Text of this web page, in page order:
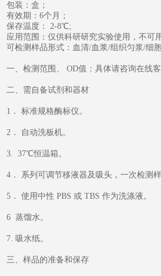
包装：盒；
有效期：6个月；
保存温度： 2-8℃;
应用范围：仅供科研研究实验使用，不可
可检测样品形式：血清/血浆/组织匀浆/细
一、检测范围、 OD值：具体请咨询在线
二、需自备试剂和器材
1． 标准规格酶标仪。
2． 自动洗板机。
3. 37℃恒温箱。
4． 系列可调节移液器及吸头，一次检测
5． 使用中性 PBS 或 TBS 作为洗涤液。
6 蒸馏水。
7. 吸水纸。
三、样品的准备和保存